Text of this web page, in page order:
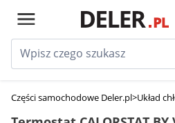
Części samochodowe Deler.pl>Układ